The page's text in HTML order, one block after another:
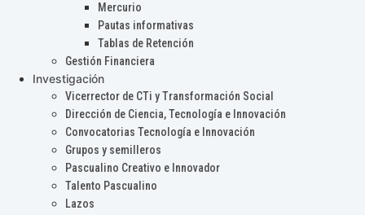
Mercurio
Pautas informativas
Tablas de Retención
Gestión Financiera
Investigación
Vicerrector de CTi y Transformación Social
Dirección de Ciencia, Tecnología e Innovación
Convocatorias Tecnología e Innovación
Grupos y semilleros
Pascualino Creativo e Innovador
Talento Pascualino
Lazos